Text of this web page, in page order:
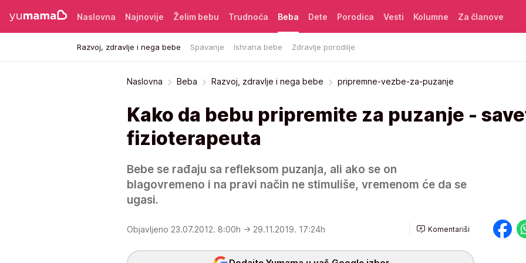
Naslovna Najnovije Želim bebu Trudnoća Beba
Razvoj, zdravlje i nega bebe Spavanje Ishrana bebe Zdravlje porodilje
Dete Porodica Vesti Kolumne Za članove
Naslovna Beba Razvoj, zdravlje i nega bebe pripremne-vezbe-za-puzanje
Kako da bebu pripremite za puzanje -
fizioterapeuta
Bebe se rađaju sa refleksom puzanja, ali ako se on
blagovremeno i na pravi način ne stimuliše, vremenom će da se
ugasi.
Objavljeno 23.07.2012. 8:00h → 29.11.2019. 17:24h Komentariši